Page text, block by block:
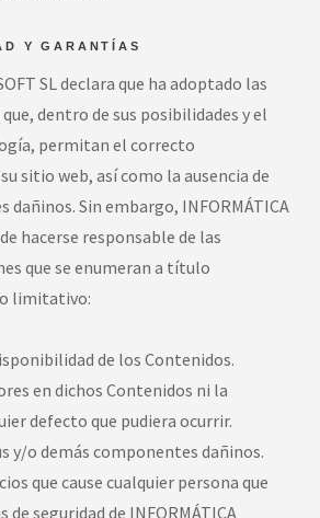
Y GARANTÍAS
SL declara que ha adoptado las
dentro de sus posibilidades y el
permitan el correcto
sitio web, así como la ausencia de
dañinos. Sin embargo, INFORMÁTICA
hacerse responsable de las
que se enumeran a título
limitativo:
de los Contenidos.
en dichos Contenidos ni la
defecto que pudiera ocurrir.
y/o demás componentes dañinos.
que cause cualquier persona que
seguridad de INFORMÁTICA